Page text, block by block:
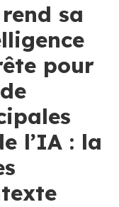
sa
pour
l’IA : la